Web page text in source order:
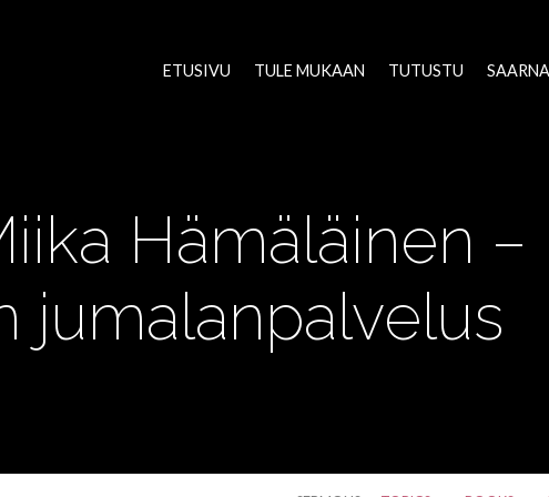
ETUSIVU TULE MUKAAN TUTUSTU
Hämäläinen –
jumalanpalvelus